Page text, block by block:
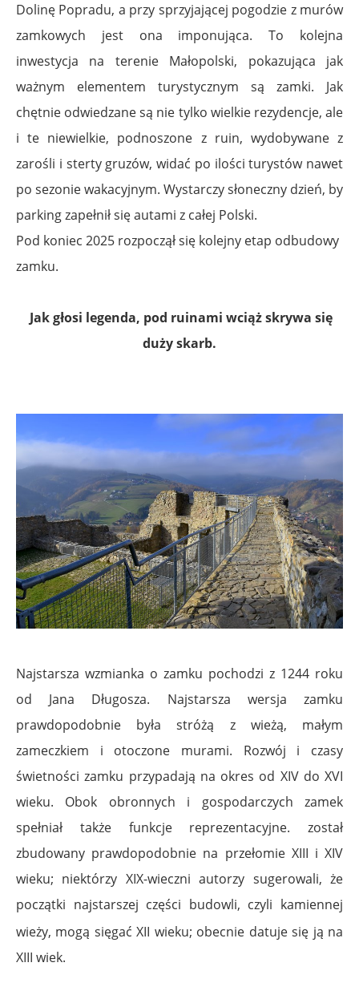
Dolinę Popradu, a przy sprzyjającej pogodzie z murów
zamkowych jest ona imponująca. To kolejna
inwestycja na terenie Małopolski, pokazująca jak
ważnym elementem turystycznym są zamki. Jak
chętnie odwiedzane są nie tylko wielkie rezydencje, ale
i te niewielkie, podnoszone z ruin, wydobywane z
zarośli i sterty gruzów, widać po ilości turystów nawet
po sezonie wakacyjnym. Wystarczy słoneczny dzień, by
parking zapełnił się autami z całej Polski.
Pod koniec 2025 rozpoczął się kolejny etap odbudowy
zamku.
Jak głosi legenda, pod ruinami wciąż skrywa się
duży skarb.
Najstarsza wzmianka o zamku pochodzi z 1244 roku
od Jana Długosza. Najstarsza wersja zamku
prawdopodobnie była stróżą z wieżą, małym
zameczkiem i otoczone murami. Rozwój i czasy
świetności zamku przypadają na okres od XIV do XVI
wieku. Obok obronnych i gospodarczych zamek
spełniał także funkcje reprezentacyjne. został
zbudowany prawdopodobnie na przełomie XIII i XIV
wieku; niektórzy XIX-wieczni autorzy sugerowali, że
początki najstarszej części budowli, czyli kamiennej
wieży, mogą sięgać XII wieku; obecnie datuje się ją na
XIII wiek.